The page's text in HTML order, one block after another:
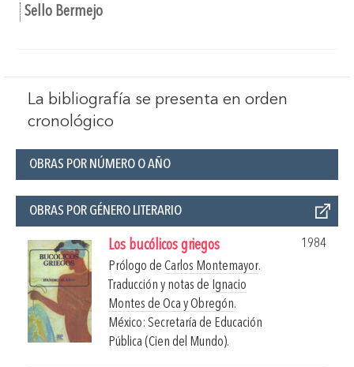
Sello Bermejo
La bibliografía se presenta en orden
cronológico
OBRAS POR NÚMERO O AÑO
OBRAS POR GÉNERO LITERARIO
Los bucólicos griegos
1984
Prólogo de Carlos Montemayor.
Traducción y notas de Ignacio
Montes de Oca y Obregón.
México: Secretaría de Educación
Pública (Cien del Mundo).